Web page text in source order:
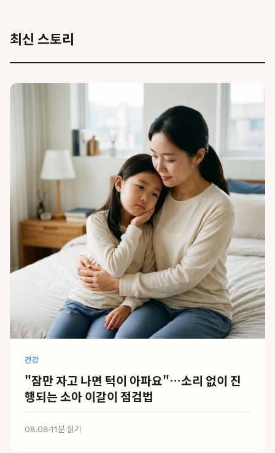
최신 스토리
건강
"잠만 자고 나면 턱이 아파요"…소리 없이 진
행되는 소아 이갈이 점검법
08.08·11분 읽기